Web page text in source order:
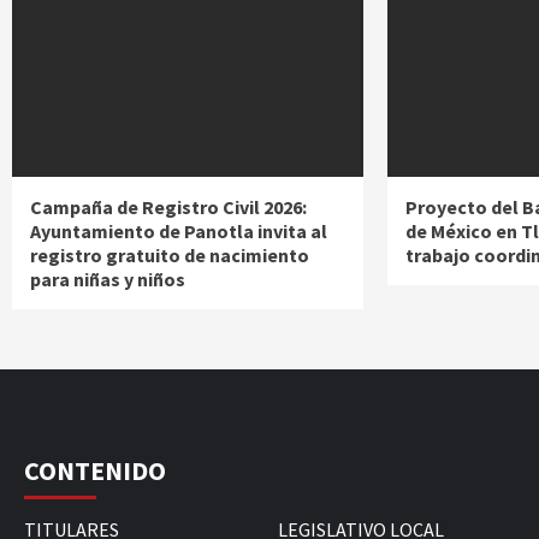
Campaña de Registro Civil 2026:
Ayuntamiento de Panotla invita al
registro gratuito de nacimiento
para niñas y niños
Proyecto del
de México en
trabajo
CONTENIDO
TITULARES LEGISLATIVO LOCAL